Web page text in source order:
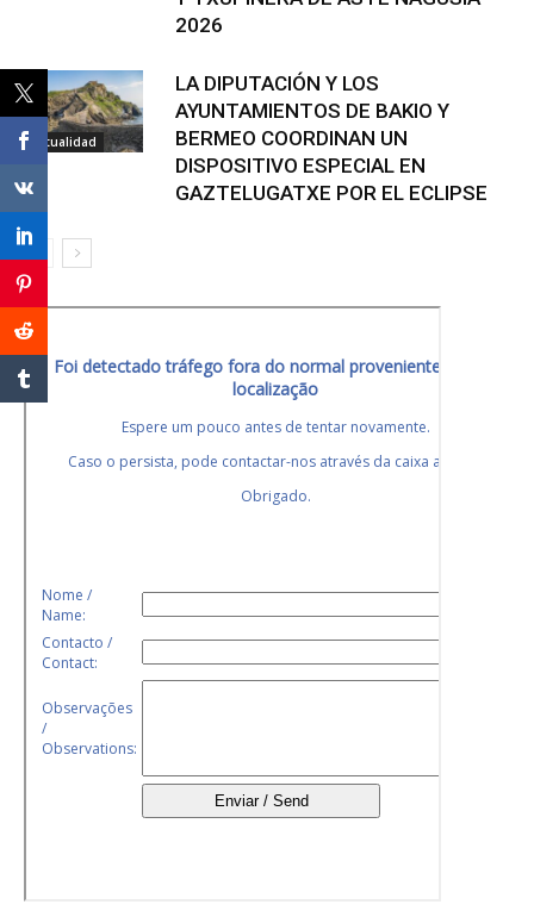
2026
Actualidad
LA DIPUTACIÓN Y LOS
AYUNTAMIENTOS DE BAKIO Y
BERMEO COORDINAN UN
DISPOSITIVO ESPECIAL EN
GAZTELUGATXE POR EL ECLIPSE